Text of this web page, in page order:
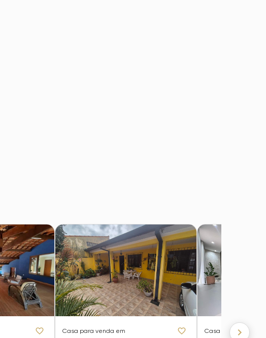
Casa para venda em Casa para venda